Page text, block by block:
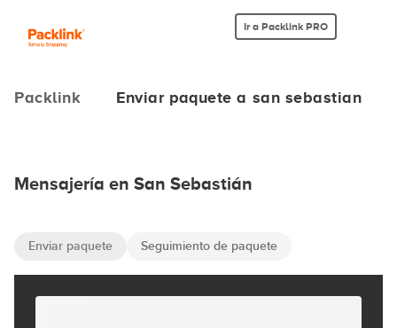
Ir a Packlink PRO
Packlink Enviar paquete a san sebastian
Mensajería en San Sebastián
Enviar paquete Seguimiento de paquete